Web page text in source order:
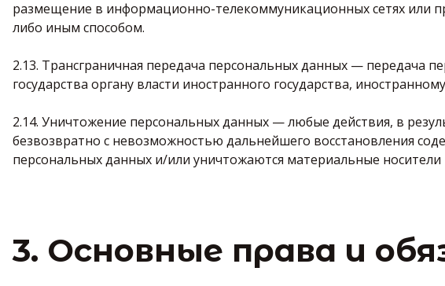
размещение в информационно-телекоммуникационных сетях или
либо иным способом.
2.13. Трансграничная передача персональных данных — передача
государства органу власти иностранного государства,
2.14. Уничтожение персональных данных — любые действия, в
безвозвратно с невозможностью дальнейшего восстановления
персональных данных и/или уничтожаются материальные
3. Основные права и